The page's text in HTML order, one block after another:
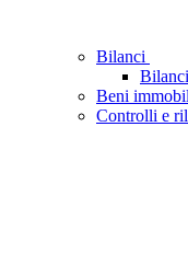
Bilanci
Beni
Controlli e